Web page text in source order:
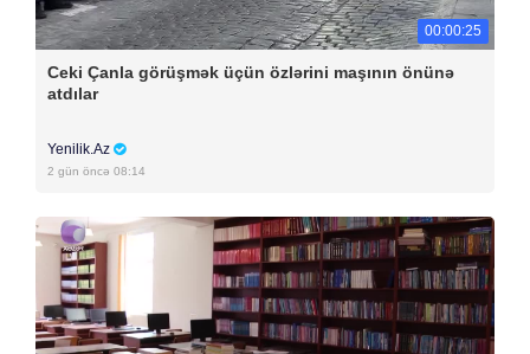
00:00:25
Ceki Çanla görüşmək üçün özlərini maşının önünə
atdılar
Yenilik.Az
2 gün öncə 08:14